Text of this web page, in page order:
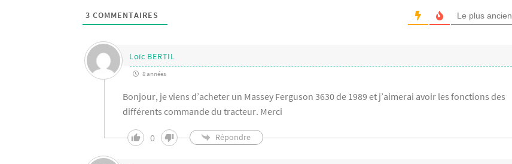
3 COMMENTAIRES Le plus ancien
Loïc BERTIL
8 années
Bonjour, je viens d’acheter un Massey Ferguson 3630 de 1989 et j’aimerai avoir les fonctions des
différents commande du tracteur. Merci
0 Répondre